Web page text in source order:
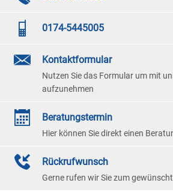
0174-5445005
Kontaktformular
Nutzen Sie das Formular um mit
aufzunehmen
Beratungstermin
Hier können Sie direkt einen
Rückrufwunsch
Gerne rufen wir Sie zum